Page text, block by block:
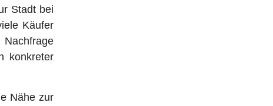
Stadt bei
Käufer
konkreter
Nähe zur